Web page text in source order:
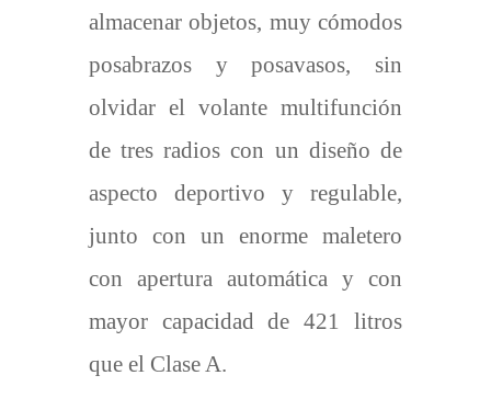
almacenar objetos, muy cómodos
posabrazos y posavasos, sin
olvidar el volante multifunción
de tres radios con un diseño de
aspecto deportivo y regulable,
junto con un enorme maletero
con apertura automática y con
mayor capacidad de 421 litros
que el Clase A.